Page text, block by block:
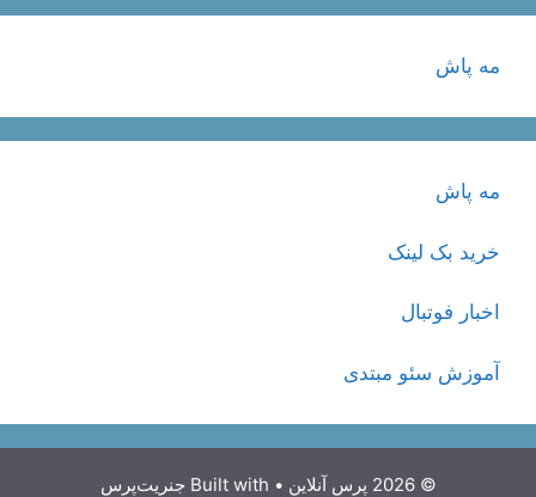
مه پاش
مه پاش
خرید بک لینک
اخبار فوتبال
آموزش سئو مبتدی
© 2026 پرس آنلاین • Built with جنریت‌پرس